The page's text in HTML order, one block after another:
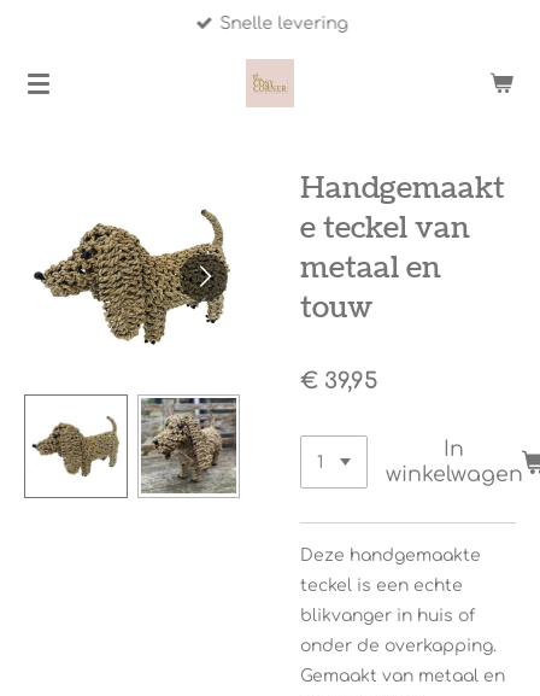
naar
Snelle levering
Handgemaakt
e teckel van
metaal en
touw
€ 39,95
In
winkelwagen
Deze handgemaakte
teckel is een echte
blikvanger in huis of
onder de overkapping.
Gemaakt van metaal en